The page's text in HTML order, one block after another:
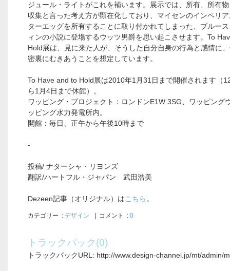
ジュール・ライトがこれを補います。展示では、所有、所有
収集と言った考え方が顕在化しており、マイセンのインペリ
ターエッグを所有することに取り付かれてしまった、ブルー
ィンの小説に登場するウッツ男爵を思い起こさせます。To
Hold展は、見に来た人が、そうした自分自身の行為と感情に
密裏にむきあうことを想定しています。
To Have and to Hold展は2010年1月31日まで開催されます（
ら1月4日まで休館）。
ワッピング・プロジェクト：ロンドンE1W 3SG、ワッピング
ッピング水力発電所内。
開館：毎日、正午から午後10時まで
-
投稿/ ナターシャ・リヨンズ
翻訳/ハートフル・ジャパン 武田浩美
Dezeen記事（オリジナル）はこちら 。
カテゴリー : デザイン | コメント : 0
トラックバック(0)
トラックバックURL: http://www.design-channel.jp/mt/admin/